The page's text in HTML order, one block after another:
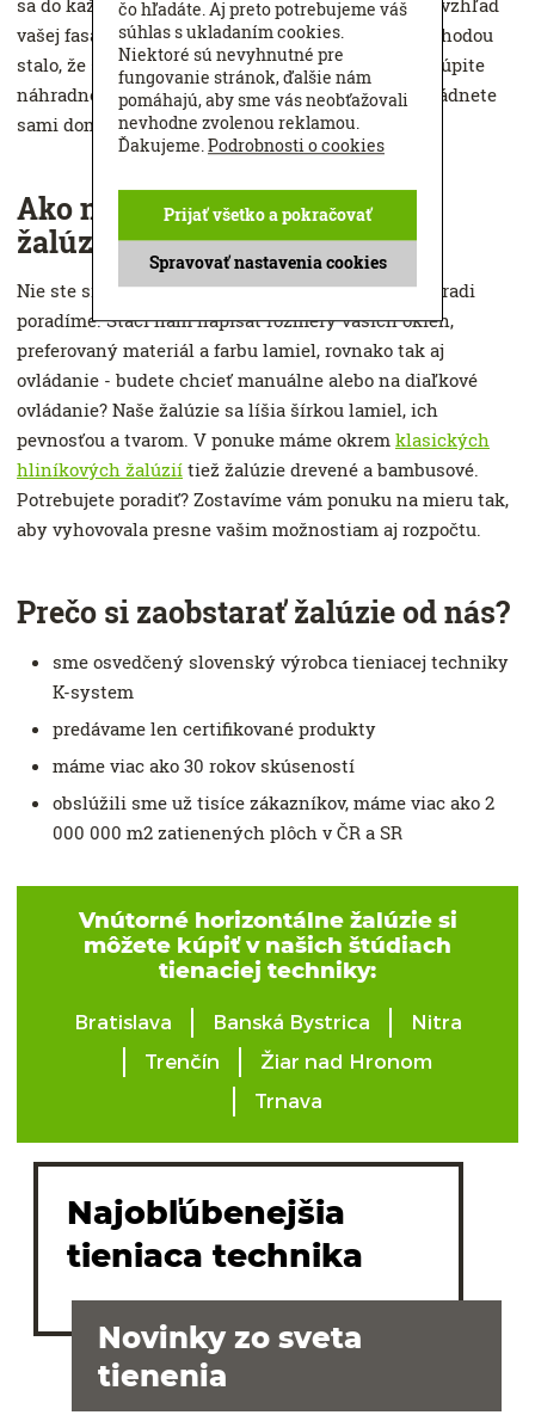
sa do každého interiéru. Nebudú vôbec narušovať vzhľad
vašej fasády, v oknách sú nenápadné. Ak by sa náhodou
stalo, že sa vám žalúzie poškodia, ľahko u nás zakúpite
náhradné diely a opravu vo väčšine prípadoch zvládnete
sami doma za pár minút.
Ako na výber interiérových
žalúzií?
Nie ste si istí, aké žalúzie vybrať? S výberom vám radi
poradíme. Stačí nám napísať rozmery vašich okien,
preferovaný materiál a farbu lamiel, rovnako tak aj
ovládanie - budete chcieť manuálne alebo na diaľkové
ovládanie? Naše žalúzie sa líšia šírkou lamiel, ich
pevnosťou a tvarom. V ponuke máme okrem klasických
hliníkových žalúzií tiež žalúzie drevené a bambusové.
Potrebujete poradiť? Zostavíme vám ponuku na mieru tak,
aby vyhovovala presne vašim možnostiam aj rozpočtu.
Prečo si zaobstarať žalúzie od nás?
sme osvedčený slovenský výrobca tieniacej techniky
K-system
predávame len certifikované produkty
máme viac ako 30 rokov skúseností
obslúžili sme už tisíce zákazníkov, máme viac ako 2
000 000 m2 zatienených plôch v ČR a SR
Vnútorné horizontálne žalúzie si
môžete kúpiť v našich štúdiach
tienaciej techniky:
Bratislava Banská Bystrica
Nitra
Trenčín
Žiar nad Hronom
Trnava
Najobľúbenejšia
tieniaca technika
Novinky zo sveta
tienenia
čo hľadáte. Aj preto potrebujeme váš
súhlas s ukladaním cookies.
Niektoré sú nevyhnutné pre
fungovanie stránok, ďalšie nám
pomáhajú, aby sme vás neobťažovali
nevhodne zvolenou reklamou.
Ďakujeme.Podrobnosti o cookies
Spravovať nastavenia cookies
Prijať všetko a pokračovať